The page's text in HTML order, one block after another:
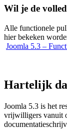
Wil je de
Alle functionele
hier bekeken
Joomla 5.3 –
Hartelijk
Joomla 5.3 is het
vrijwilligers vanuit